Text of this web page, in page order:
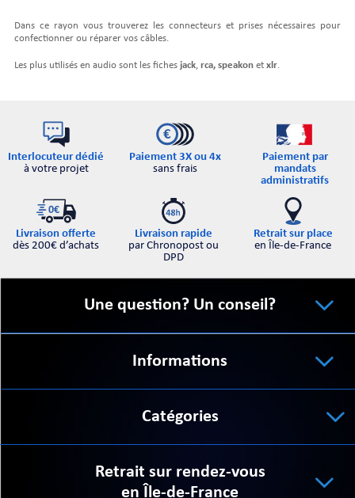
Dans ce rayon vous trouverez les connecteurs et prises nécessaires pour
confectionner ou réparer vos câbles.
Les plus utilisés en audio sont les fiches jack, rca, speakonet xlr.
Interlocuteur dédié
à votre projet
Paiement 3X ou 4x
sans frais
Paiement par
mandats
administratifs
Livraison offerte
dès 200€ d’achats
Livraison rapide
par Chronopost ou
DPD
Retrait sur place
en Île-de-France
Une question? Un conseil?
Informations
Catégories
Retrait sur rendez-vous
en Île-de-France